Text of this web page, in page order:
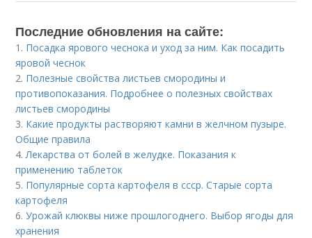
Последние обновления на сайте:
1. Посадка ярового чеснока и уход за ним. Как посадить
яровой чеснок
2. Полезные свойства листьев смородины и
противопоказания. Подробнее о полезных свойствах
листьев смородины
3. Какие продукты растворяют камни в желчном пузыре.
Общие правила
4.Лекарства от болей в желудке. Показания к
применению таблеток
5. Популярные сорта картофеля в ссср. Старые сорта
картофеля
6.Урожай клюквы ниже прошлогоднего. Выбор ягоды для
хранения